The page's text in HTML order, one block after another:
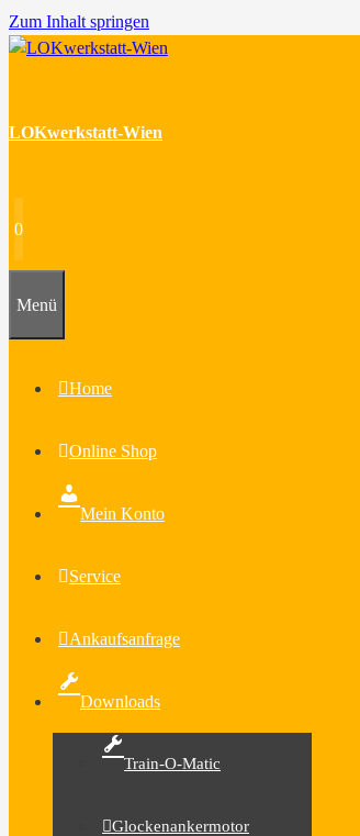
Zum Inhalt springen
LOKwerkstatt-Wien
0
Menü
Home
Online Shop
Mein Konto
Service
Ankaufsanfrage
Downloads
Train-O-Matic
Glockenankermotor